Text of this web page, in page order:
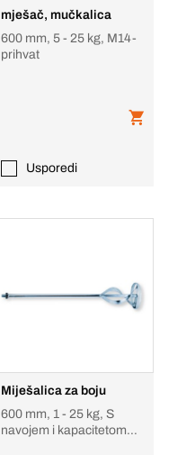
mješač, mučkalica
600 mm, 5 - 25 kg, M14-
prihvat
Usporedi
Miješalica za boju
600 mm, 1 - 25 kg, S
navojem i kapacitetom